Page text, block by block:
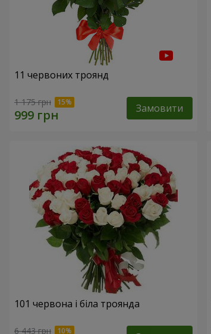
11 червоних троянд
1 175 грн Замовити
101 червона і біла троянда
6 443 грн